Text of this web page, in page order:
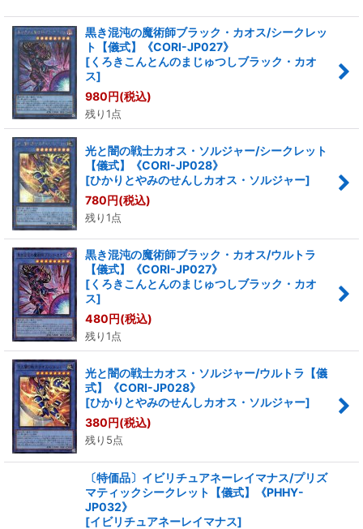
黒き混沌の魔術師ブラック・カオス/シークレッ
ト【儀式】《CORI-JP027》
[くろきこんとんのまじゅつしブラック・カオ
ス]
980円(税込)
残り1点
光と闇の戦士カオス・ソルジャー/シークレット
【儀式】《CORI-JP028》
[ひかりとやみのせんしカオス・ソルジャー]
780円(税込)
残り1点
黒き混沌の魔術師ブラック・カオス/ウルトラ
【儀式】《CORI-JP027》
[くろきこんとんのまじゅつしブラック・カオ
ス]
480円(税込)
残り1点
光と闇の戦士カオス・ソルジャー/ウルトラ【儀
式】《CORI-JP028》
[ひかりとやみのせんしカオス・ソルジャー]
380円(税込)
残り5点
〔特価品〕イビリチュアネーレイマナス/プリズ
マティックシークレット【儀式】《PHHY-
JP032》
[イビリチュアネーレイマナス]